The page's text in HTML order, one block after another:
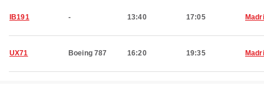
IB191 - 13:40 17:05
UX71 Boeing 787 16:20 19:35